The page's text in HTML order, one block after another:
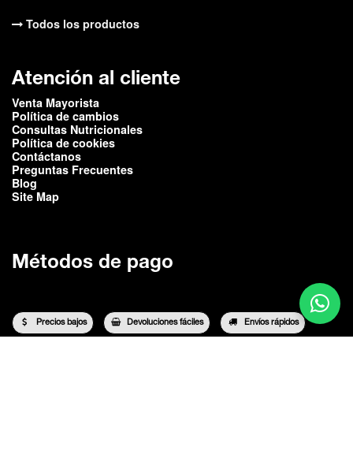
Todos los productos
Atención al cliente
Venta Mayorista
Política de cambios
Consultas Nutricionales
Política de cookies
Contáctanos
Preguntas Frecuentes
Blog
Site Map
Métodos de pago
Precios bajos Devoluciones fáciles Envíos rápidos